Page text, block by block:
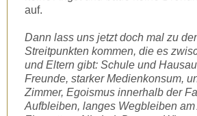
auf.
Dann lass uns jetzt doch mal zu
Streitpunkten kommen, die es
und Eltern gibt: Schule und
Freunde, starker Medienkonsum,
Zimmer, Egoismus innerhalb der
Aufbleiben, langes Wegbleiben